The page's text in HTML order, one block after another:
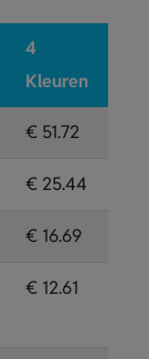
4
Kleuren
€ 51.72
€ 25.44
€ 16.69
€ 12.61